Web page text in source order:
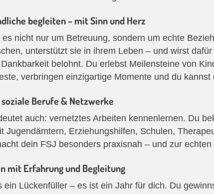
begleiten – mit Sinn und Herz
nicht nur um Betreuung, sondern um echte
unterstützt sie in ihrem Leben – und wirst
belohnt. Du erlebst Meilensteine von
verbringen einzigartige Momente und du
Berufe & Netzwerke
auch: vernetztes Arbeiten kennenlernen. Du
Jugendämtern, Erziehungshilfen, Schulen,
dein FSJ besonders praxisnah – und zur
mit Erfahrung und Begleitung
ein Lückenfüller – es ist ein Jahr für dich. Du